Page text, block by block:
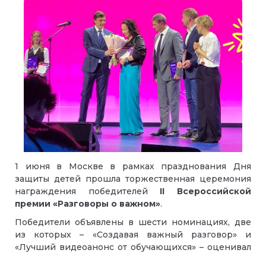
1 июня в Москве в рамках празднования Дня
защиты детей прошла торжественная церемония
награждения победителей II Всероссийской
премии «Разговоры о важном».
Победители объявлены в шести номинациях, две
из которых – «Создавая важный разговор» и
«Лучший видеоанонс от обучающихся» – оценивал